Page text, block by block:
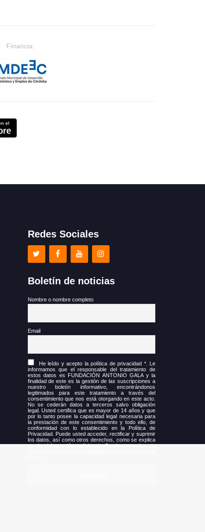
Financia:
Redes Sociales
Boletín de noticias
Nombre o nombre completo
Email
He leído y acepto la política de privacidad *. Le
informamos que el responsable del tratamiento de
estos datos es FUNDACIÓN ANTONIO GALA y la
finalidad de este es la gestión de las suscripciones a
nuestro boletín informativo, encontrándonos
legitimados para este tratamiento a través del
consentimiento que nos está otorgando en este acto.
No se cederán datos a terceros salvo obligación
legal. Usted certifica que es mayor de 14 años y que
por lo tanto posee la capacidad legal necesaria para
la prestación de este consentimiento y todo ello, de
conformidad con lo establecido en la Política de
Privacidad. Puede usted acceder, rectificar y suprimir
los datos, así como otros derechos, como se explica
en la información adicional. Puede consultar la